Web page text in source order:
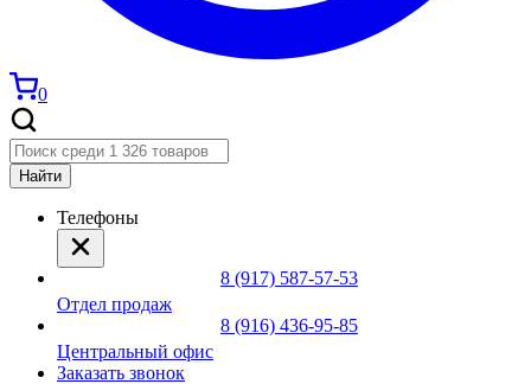
0
Найти
Телефоны
8 (917) 587-57-53
Отдел продаж
8 (916) 436-95-85
Центральный офис
Заказать звонок